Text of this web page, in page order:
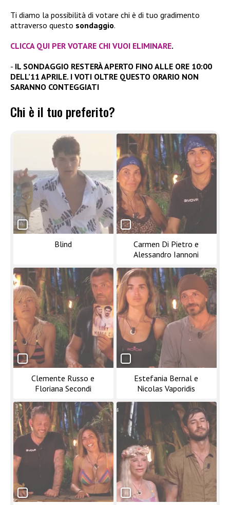
Ti diamo la possibilità di votare chi è di tuo gradimento
attraverso questo sondaggio.
CLICCA QUI PER VOTARE CHI VUOI ELIMINARE.
IL SONDAGGIO RESTERÀ APERTO FINO ALLE ORE 10:00
DELL’11 APRILE. I VOTI OLTRE QUESTO ORARIO NON
SARANNO CONTEGGIATI
Chi è il tuo preferito?
Blind
Carmen Di Pietro e
Alessandro Iannoni
Clemente Russo e
Floriana Secondi
Estefania Bernal e
Nicolas Vaporidis